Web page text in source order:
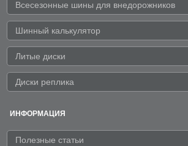
Всесезонные шины для внедорожников
Шинный калькулятор
Литые диски
Диски реплика
ИНФОРМАЦИЯ
Полезные статьи